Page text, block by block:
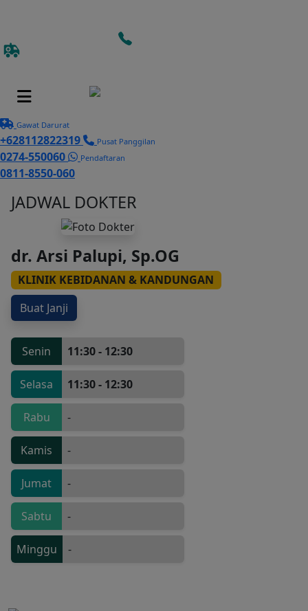
Gawat Darurat
+628112822319 Pusat Panggilan
0274-550060 Pendaftaran
0811-8550-060
JADWAL DOKTER
dr. Arsi Palupi, Sp.OG
KLINIK KEBIDANAN & KANDUNGAN
Buat Janji
Senin 11:30 - 12:30
Selasa 11:30 - 12:30
Rabu -
Kamis -
Jumat -
Sabtu -
Minggu -